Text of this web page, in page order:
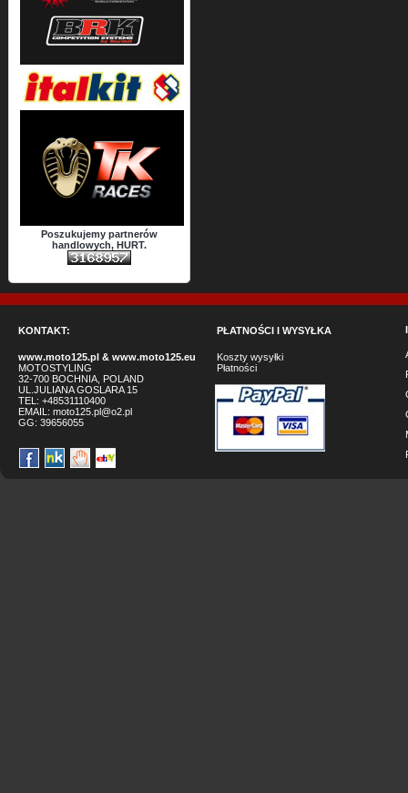
Poszukujemy partnerów
handlowych, HURT.
KONTAKT:
www.moto125.pl & www.moto125.eu
MOTOSTYLING
32-700 BOCHNIA, POLAND
UL.JULIANA GOSLARA 15
TEL: +48531110400
EMAIL: moto125.pl@o2.pl
GG: 39656055
PŁATNOŚCI I WYSYŁKA
Koszty wysyłki
Płatności